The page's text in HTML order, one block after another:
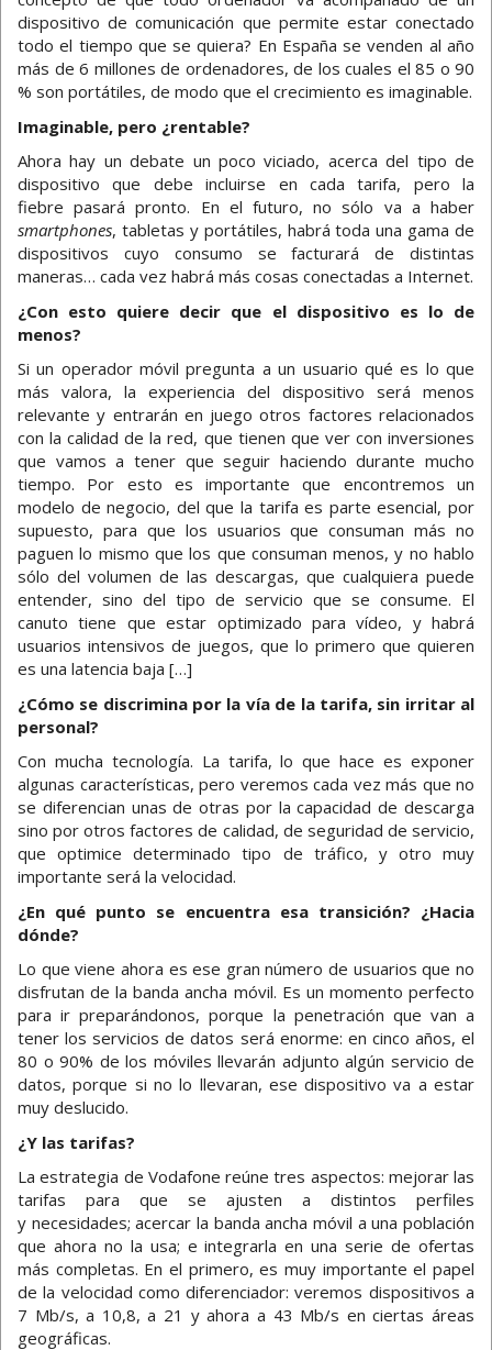
dispositivo de comunicación que permite estar conectado
todo el tiempo que se quiera? En España se venden al año
más de 6 millones de ordenadores, de los cuales el 85 o 90
% son portátiles, de modo que el crecimiento es imaginable.
Imaginable, pero ¿rentable?
Ahora hay un debate un poco viciado, acerca del tipo de
dispositivo que debe incluirse en cada tarifa, pero la
fiebre pasará pronto. En el futuro, no sólo va a haber
smartphones, tabletas y portátiles, habrá toda una gama de
dispositivos cuyo consumo se facturará de distintas
maneras… cada vez habrá más cosas conectadas a Internet.
¿Con esto quiere decir que el dispositivo es lo de
menos?
Si un operador móvil pregunta a un usuario qué es lo que
más valora, la experiencia del dispositivo será menos
relevante y entrarán en juego otros factores relacionados
con la calidad de la red, que tienen que ver con inversiones
que vamos a tener que seguir haciendo durante mucho
tiempo. Por esto es importante que encontremos un
modelo de negocio, del que la tarifa es parte esencial, por
supuesto, para que los usuarios que consuman más no
paguen lo mismo que los que consuman menos, y no hablo
sólo del volumen de las descargas, que cualquiera puede
entender, sino del tipo de servicio que se consume. El
canuto tiene que estar optimizado para vídeo, y habrá
usuarios intensivos de juegos, que lo primero que quieren
es una latencia baja […]
¿Cómo se discrimina por la vía de la tarifa, sin irritar al
personal?
Con mucha tecnología. La tarifa, lo que hace es exponer
algunas características, pero veremos cada vez más que no
se diferencian unas de otras por la capacidad de descarga
sino por otros factores de calidad, de seguridad de servicio,
que optimice determinado tipo de tráfico, y otro muy
importante será la velocidad.
¿En qué punto se encuentra esa transición? ¿Hacia
dónde?
Lo que viene ahora es ese gran número de usuarios que no
disfrutan de la banda ancha móvil. Es un momento perfecto
para ir preparándonos, porque la penetración que van a
tener los servicios de datos será enorme: en cinco años, el
80 o 90% de los móviles llevarán adjunto algún servicio de
datos, porque si no lo llevaran, ese dispositivo va a estar
muy deslucido.
¿Y las tarifas?
La estrategia de Vodafone reúne tres aspectos: mejorar las
tarifas para que se ajusten a distintos perfiles
y necesidades; acercar la banda ancha móvil a una población
que ahora no la usa; e integrarla en una serie de ofertas
más completas. En el primero, es muy importante el papel
de la velocidad como diferenciador: veremos dispositivos a
7 Mb/s, a 10,8, a 21 y ahora a 43 Mb/s en ciertas áreas
geográficas.